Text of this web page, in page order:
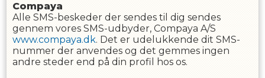
Compaya
Alle SMS-beskeder der sendes til dig sendes
gennem vores SMS-udbyder, Compaya A/S
www.compaya.dk. Det er udelukkende dit SMS-
nummer der anvendes og det gemmes ingen
andre steder end på din profil hos os.